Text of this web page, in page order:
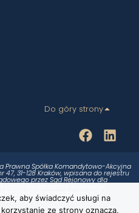
Do góry strony
Prawna Spółka Komandytowo-Akcyjna
47, 31-128 Kraków, wpisana do rejestru
przez Sąd Rejonowy dla
posiadającej NIP:
zakładowym 50.000,00 zł,
aby świadczyć usługi na
ze strony oznacza,